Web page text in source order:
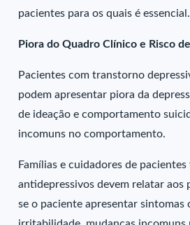
pacientes para os quais é essencial.
Piora do Quadro Clínico e Risco
Pacientes com transtorno
podem apresentar piora da
de ideação e comportamento
incomuns no comportamento.
Famílias e cuidadores de
antidepressivos devem relatar aos
se o paciente apresentar sintomas